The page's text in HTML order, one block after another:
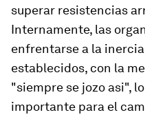
superar resistencias
Internamente, las
enfrentarse a la
establecidos, con la
"siempre se jozo asi",
importante para el